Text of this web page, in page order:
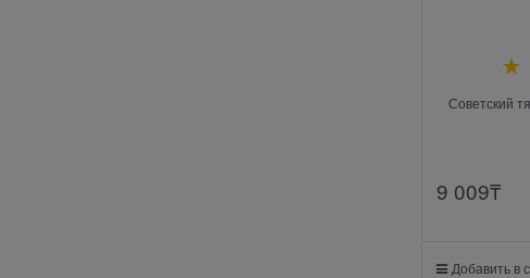
Советский
9 009₸
Добавить в